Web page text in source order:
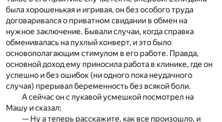
была хорошенькая и игривая, он без особого труда
договаривался о приватном свидании в обмен на
нужное заключение. Бывали случаи, когда справка
обменивалась на пухлый конверт, и это было
основополагающим стимулом в его работе. Правда,
основной доход ему приносила работа в клинике, где он
успешно и без ошибок (ни одного пока неудачного
случая) прерывал беременность без всякой боли.
А сейчас он с лукавой усмешкой посмотрел на
Машу и сказал:
— Ну а теперь расскажите, как все произошло, и